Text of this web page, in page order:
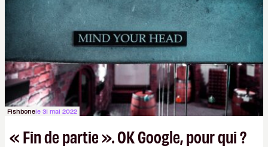
(avec l’option Péritel). (
http://cpc.cx/AH432N4
Crédit photo : QuTech / Nature)
Fishbonele 31 mai 2022
« Fin de partie ». OK Google, pour qui ?